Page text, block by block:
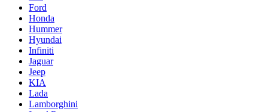
Ford
Honda
Hummer
Hyundai
Infiniti
Jaguar
Jeep
KIA
Lada
Lamborghini